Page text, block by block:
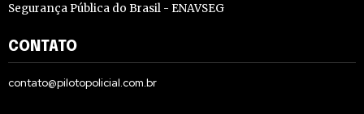
Segurança Pública do Brasil - ENAVSEG
CONTATO
contato@pilotopolicial.com.br